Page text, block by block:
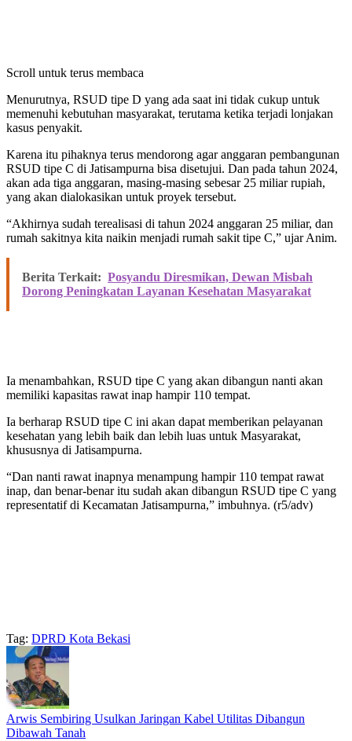
Scroll untuk terus membaca
Menurutnya, RSUD tipe D yang ada saat ini tidak cukup untuk
memenuhi kebutuhan masyarakat, terutama ketika terjadi lonjakan
kasus penyakit.
Karena itu pihaknya terus mendorong agar anggaran pembangunan
RSUD tipe C di Jatisampurna bisa disetujui. Dan pada tahun 2024,
akan ada tiga anggaran, masing-masing sebesar 25 miliar rupiah,
yang akan dialokasikan untuk proyek tersebut.
“Akhirnya sudah terealisasi di tahun 2024 anggaran 25 miliar, dan
rumah sakitnya kita naikin menjadi rumah sakit tipe C,” ujar Anim.
Berita Terkait: Posyandu Diresmikan, Dewan Misbah
Dorong Peningkatan Layanan Kesehatan Masyarakat
Ia menambahkan, RSUD tipe C yang akan dibangun nanti akan
memiliki kapasitas rawat inap hampir 110 tempat.
Ia berharap RSUD tipe C ini akan dapat memberikan pelayanan
kesehatan yang lebih baik dan lebih luas untuk Masyarakat,
khususnya di Jatisampurna.
“Dan nanti rawat inapnya menampung hampir 110 tempat rawat
inap, dan benar-benar itu sudah akan dibangun RSUD tipe C yang
representatif di Kecamatan Jatisampurna,” imbuhnya. (r5/adv)
Tag: DPRD Kota Bekasi
Arwis Sembiring Usulkan Jaringan Kabel Utilitas Dibangun
Dibawah Tanah